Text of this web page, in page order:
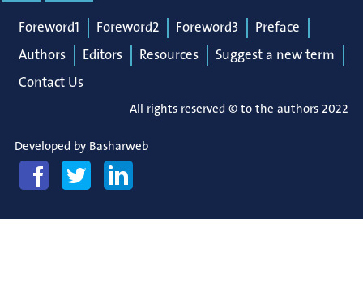
Foreword1 Foreword2 Foreword3
Preface
Authors
Editors Resources
Suggest a new term
Contact Us
All rights reserved © to the authors 2022
Developed by Basharweb